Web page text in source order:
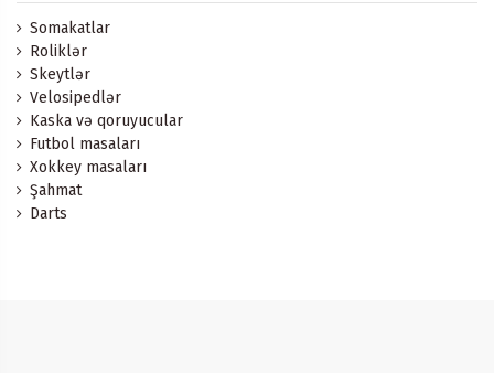
Somakatlar
Roliklər
Skeytlər
Velosipedlər
Kaska və qoruyucular
Futbol masaları
Xokkey masaları
Şahmat
Darts